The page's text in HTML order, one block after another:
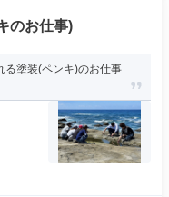
のお仕事)
る塗装(ペンキ)のお仕事